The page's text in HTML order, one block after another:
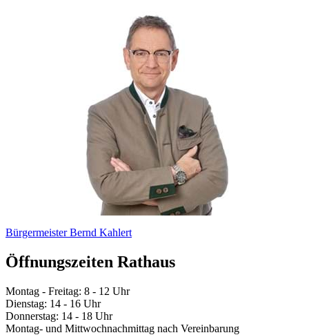
Bürgermeister Bernd Kahlert
Öffnungszeiten Rathaus
Montag - Freitag: 8 - 12 Uhr
Dienstag: 14 - 16 Uhr
Donnerstag: 14 - 18 Uhr
Montag- und Mittwochnachmittag nach Vereinbarung